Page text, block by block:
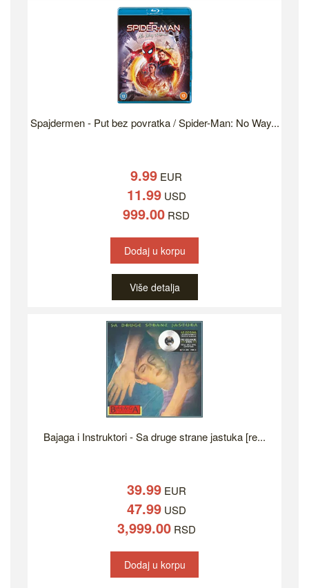
Spajdermen - Put bez povratka / Spider-Man: No Way...
9.99 EUR
11.99USD
999.00 RSD
Dodaj u korpu
Više detalja
Bajaga i Instruktori - Sa druge strane jastuka [re...
39.99EUR
47.99USD
3,999.00RSD
Dodaj u korpu